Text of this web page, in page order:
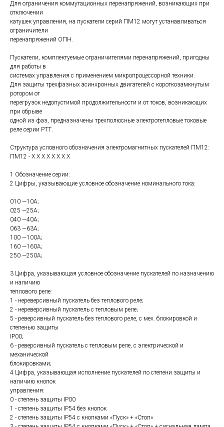
Для ограничения коммутационных перенапряжений, возникающих при
отключении
катушек управления, на пускатели серий ПМ12 могут устанавливаться
ограничители
перенапряжений ОПН.
Пускатели, комплектуемые ограничителями перенапряжений, пригодны
для работы в
системах управления с применением микропроцессорной техники.
Для защиты трехфазных асинхронных двигателей с короткозамкнутым
ротором от
перегрузок недопустимой продолжительности и от токов, возникающих
при обрыве
одной из фаз, предназначены трехполюсные электротепловые токовые
реле серии РТТ.
Структура условного обозначения электромагнитных пускателей ПМ12:
ПМ12 - Х Х Х Х Х Х Х Х
1 Обозначение серии:
2 Цифры, указывающие условное обозначение номинального тока:
010 —10А;
025 —25А;
040 —40А;
063 —63А;
100 —100А;
160 —160А;
250 —250А;
3 Цифра, указывающая условное обозначение пускателей по назначению
и наличию
теплового реле:
1 - нереверсивный пускатель без теплового реле;
2 - нереверсивный пускатель с тепловым реле;
5 - реверсивный пускатель без теплового реле, с мех. блокировкой и
степенью защиты
IP00;
6 - реверсивный пускатель с тепловым реле, с электрической и
механической
блокировками;
4 Цифра, указывающая исполнение пускателей по степени защиты и
наличию кнопок
управления:
0 - степень защиты IP00
1 - степень защиты IP54 без кнопок
2 - степень защиты IP54 с кнопками «Пуск» + «Стоп»